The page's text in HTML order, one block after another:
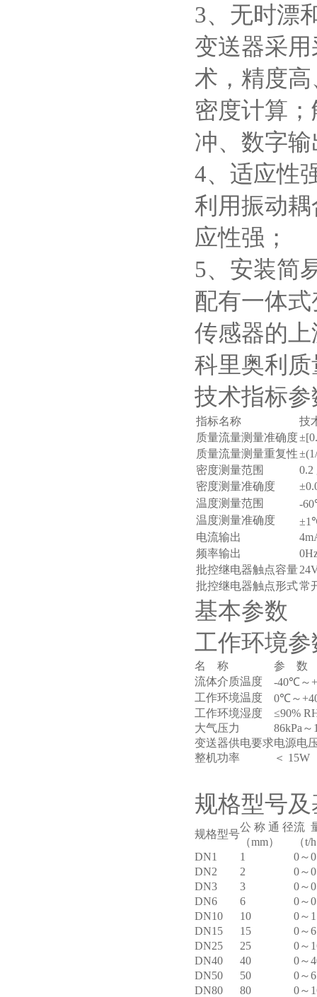
3、无时漂
变送器采
术，精度
密度计算
冲、数字
4、适应性
利用振动
应性强；
5、安装简
配有一体
传感器的
科里奥利
技术指标
指标名称
技
质量流量测量准确度
质量流量测量重复性
密度测量范围
0.2
密度测量准确度
温度测量范围
-
温度测量准确度
电流输出
频率输出
批控继电器触点容量
批控继电器触点形式常
基本参数
工作环境
名 称
参 数
流体介质温度
-40℃～
工作环境温度
0℃～
工作环境湿度
≤90%
大气压力
86kPa～
变送器供电要求电源电
整机功率
＜ 15W
规格型号
规格型号
公 称 通 径
（mm）
流
（t/
DN1
1
0～
DN2
2
0～
DN3
3
0～
DN6
6
0～
DN10
10
0～
DN15
15
0～
DN25
25
0～
DN40
40
0～
DN50
50
0～
DN80
80
0～